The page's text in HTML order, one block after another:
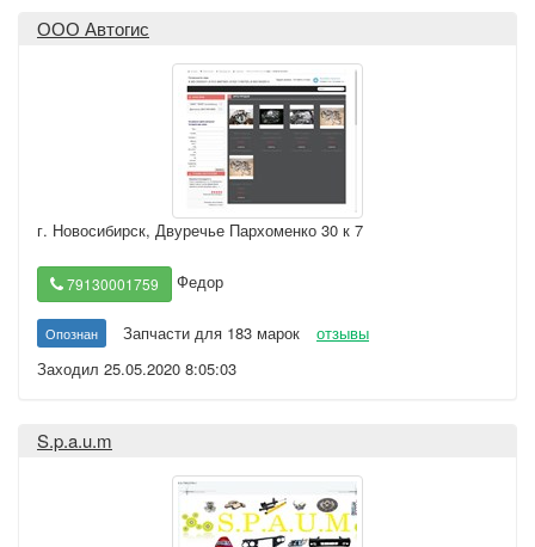
ООО Автогис
г. Новосибирск, Двуречье Пархоменко 30 к 7
79130001759 Федор
Опознан Запчасти для 183 марок
отзывы
Заходил 25.05.2020 8:05:03
S.p.a.u.m